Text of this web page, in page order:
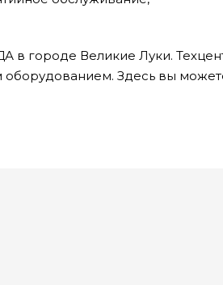
в городе Великие Луки.
Здесь вы